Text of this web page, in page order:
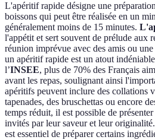
L'apéritif rapide désigne une
boissons qui peut être réalisée en un
généralement moins de 15 minutes.
l'appétit et sert souvent de prélude aux
réunion imprévue avec des amis ou
un apéritif rapide est un atout
l’INSEE, plus de 70% des Français
avant les repas, soulignant ainsi
apéritifs peuvent inclure des collations
tapenades, des bruschettas ou encore
temps réduit, il est possible de
invités par leur saveur et leur
est essentiel de préparer certains